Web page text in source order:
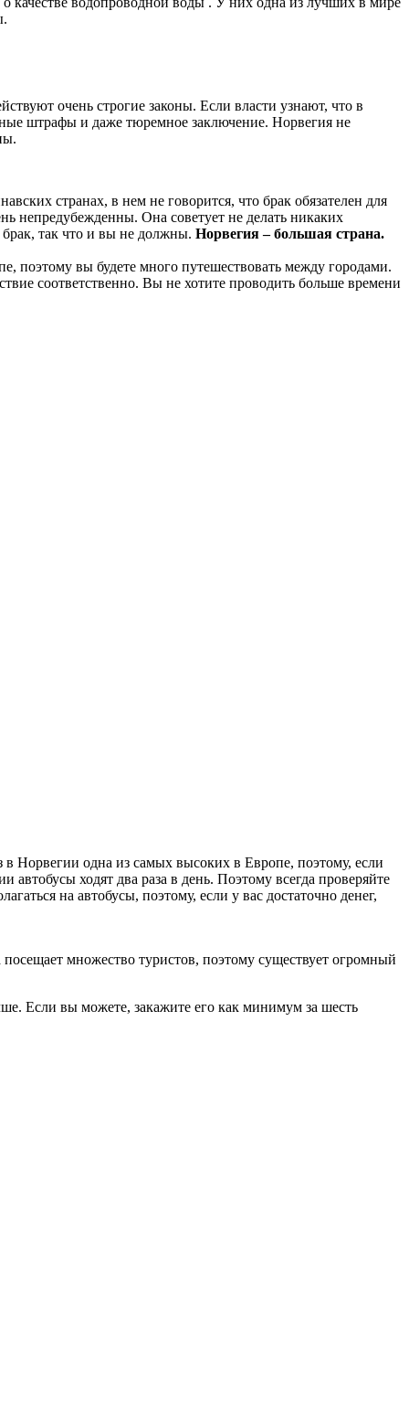
очень строгие законы. Если власти узнают, что в
штрафы и даже тюремное заключение. Норвегия не
странах, в нем не говорится, что брак обязателен для
непредубежденны. Она советует не делать никаких
так что и вы не должны. Норвегия – большая страна.
поэтому вы будете много путешествовать между городами.
соответственно. Вы не хотите проводить больше времени
в Норвегии одна из самых высоких в Европе, поэтому, если
ходят два раза в день. Поэтому всегда проверяйте
на автобусы, поэтому, если у вас достаточно денег,
множество туристов, поэтому существует огромный
Если вы можете, закажите его как минимум за шесть